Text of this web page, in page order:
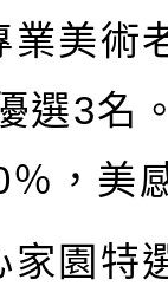
業美術
選3名
％，美
家園特